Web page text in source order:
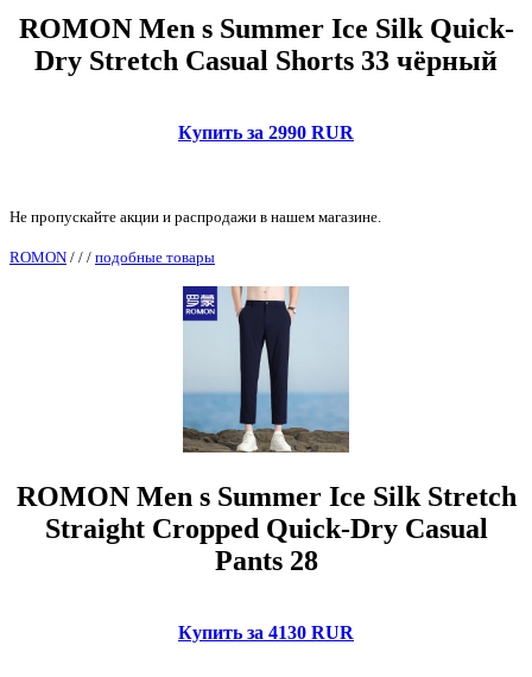
ROMON Men s Summer Ice Silk Quick-
Dry Stretch Casual Shorts 33 чёрный
Купить за 2990 RUR
Не пропускайте акции и распродажи в нашем магазине.
ROMON / / / подобные товары
ROMON Men s Summer Ice Silk Stretch
Straight Cropped Quick-Dry Casual
Pants 28
Купить за 4130 RUR